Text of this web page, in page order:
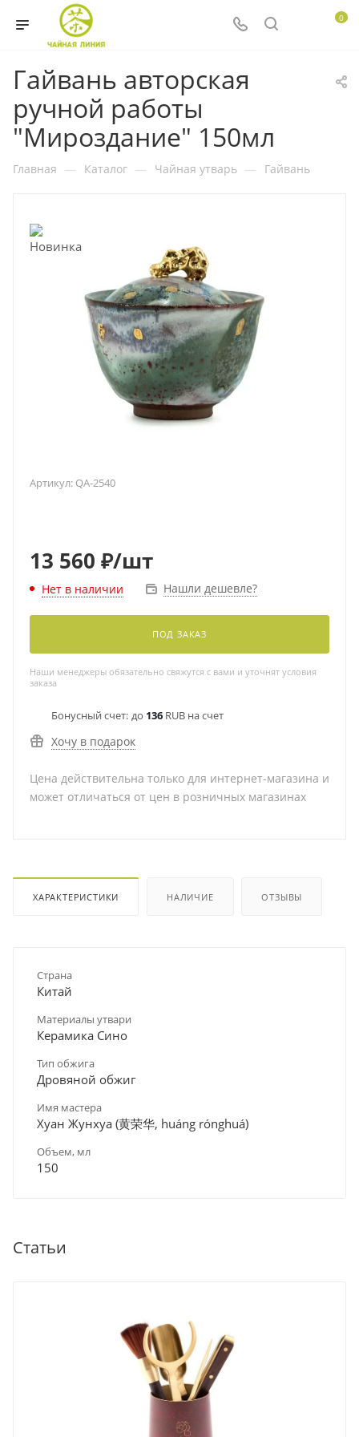
0
Гайвань авторская
ручной работы
"Мироздание" 150мл
Главная — Каталог — Чайная утварь — Гайвань
Артикул: QA-2540
13 560 ₽/шт
Нет в наличии Нашли дешевле?
ПОД ЗАКАЗ
Наши менеджеры обязательно свяжутся с вами и уточнят условия
заказа
Бонусный счет: до 136 RUB на счет
Хочу в подарок
Цена действительна только для интернет-магазина и
может отличаться от цен в розничных магазинах
ХАРАКТЕРИСТИКИ НАЛИЧИЕ ОТЗЫВЫ
Страна
Китай
Материалы утвари
Керамика Сино
Тип обжига
Дровяной обжиг
Имя мастера
Хуан Жунхуа (黄荣华, huáng rónghuá)
Объем, мл
150
Статьи